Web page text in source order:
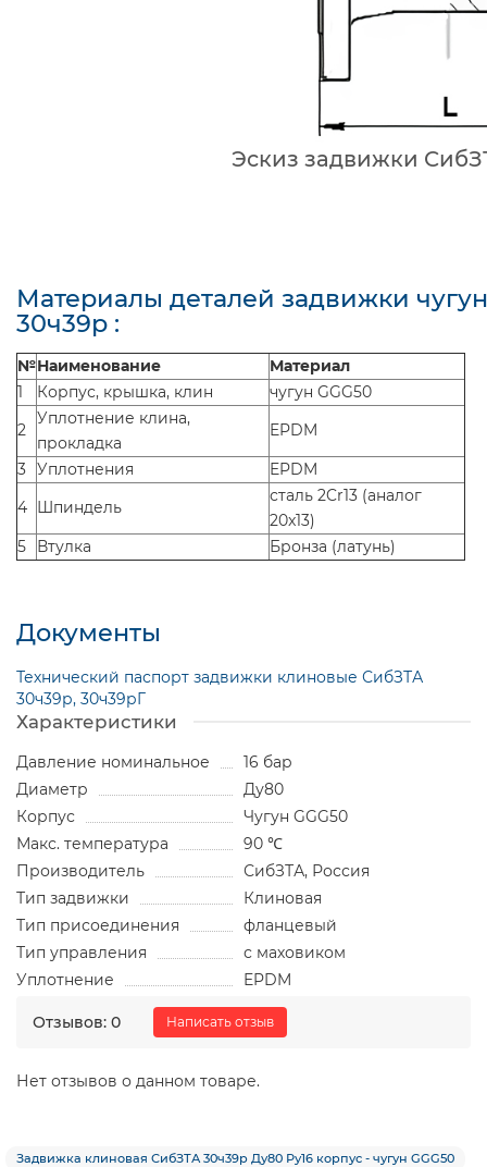
Эскиз задвижки
Материалы деталей задвижки
30ч39р :
№Наименование
Материал
1
Корпус, крышка, клин
чугун GGG50
2
Уплотнение клина,
прокладка
EPDM
3 Уплотнения
EPDM
4 Шпиндель
сталь 2Cr13 (аналог
20x13)
5
Втулка Бронза (латунь)
Документы
Технический паспорт задвижки клиновые СибЗТА
30ч39р, 30ч39рГ
Характеристики
Давление номинальное
16 бар
Диаметр
Ду80
Корпус
Чугун GGG50
Макс. температура
90 ℃
Производитель
СибЗТА, Россия
Тип задвижки
Клиновая
Тип присоединения
фланцевый
Тип управления
с маховиком
Уплотнение
EPDM
Отзывов: 0 Написать отзыв
Нет отзывов о данном товаре.
Задвижка клиновая СибЗТА 30ч39р Ду80 Ру16 корпус - чугун GGG50